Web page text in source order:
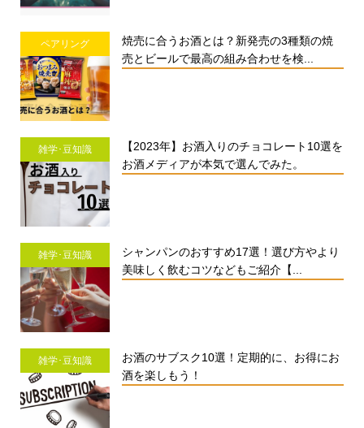
ペアリング
焼売に合うお酒とは？新発売の3種類の焼
売とビールで最高の組み合わせを検...
雑学･豆知識
【2023年】お酒入りのチョコレート10選を
お酒メディアが本気で選んでみた。
雑学･豆知識
シャンパンのおすすめ17選！選び方やより
美味しく飲むコツなどもご紹介【...
雑学･豆知識
お酒のサブスク10選！定期的に、お得にお
酒を楽しもう！